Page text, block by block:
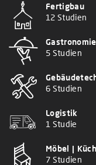
Fertigbau
12 Studien
5 Studien
6 Studien
Logistik
1 Studie
Möbel |
7 Studien